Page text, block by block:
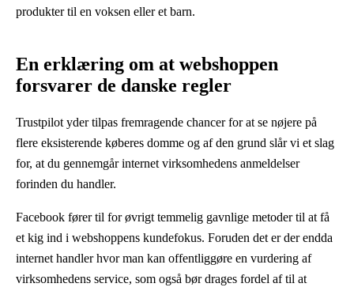
produkter til en voksen eller et barn.
En erklæring om at webshoppen
forsvarer de danske regler
Trustpilot yder tilpas fremragende chancer for at se nøjere på
flere eksisterende køberes domme og af den grund slår vi et slag
for, at du gennemgår internet virksomhedens anmeldelser
forinden du handler.
Facebook fører til for øvrigt temmelig gavnlige metoder til at få
et kig ind i webshoppens kundefokus. Foruden det er der endda
internet handler hvor man kan offentliggøre en vurdering af
virksomhedens service, som også bør drages fordel af til at